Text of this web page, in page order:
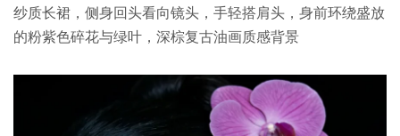
纱质长裙，侧身回头看向镜头，手轻搭肩头，身前环绕盛放
的粉紫色碎花与绿叶，深棕复古油画质感背景